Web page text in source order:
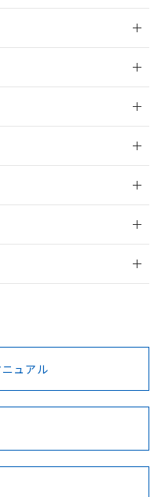
登録
く前に、以下を必ずお読
BV型式承認
（フランス
KR型式
（韓国
No No
ュアル
されている法人を
含有を証明する
ル酸エステル類４
までの期間は出
ることから備考
ました。
庫切替を完了
愛しておりま